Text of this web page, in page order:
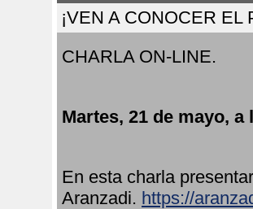
¡VEN A CONOCER
CHARLA ON-LINE.
Martes, 21 de mayo, a
En esta charla
Aranzadi. https://